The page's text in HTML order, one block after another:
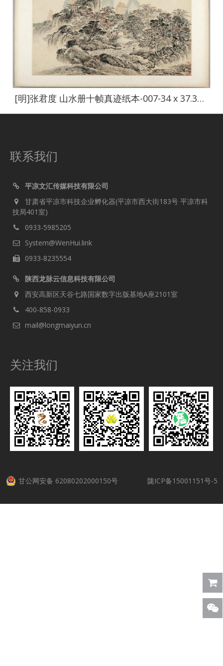
[明]张君度 山水册十帧真迹纸本-007-34 x 37.3cm
联系我们
平凉文汇传媒科技有限公司
甘肃省平凉市科技企业孵化器(平凉市西大街183号 平凉市科
技局401室)
0933-5985205
System@WenHui.link
0933-8235554
陕西龙脉云信息科技有限公司
西安高新区天谷七路国家数字出版基地A座2101室
400-858-0933
mail@longmaiyun.cn
关注我们
甘公网安备 62080202000150号 陇ICP备15001151号-5